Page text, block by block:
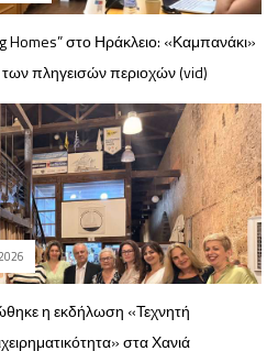
Homes” στο Ηράκλειο: «Καμπανάκι»
πληγεισών περιοχών (vid)
η εκδήλωση «Τεχνητή
στα Χανιά